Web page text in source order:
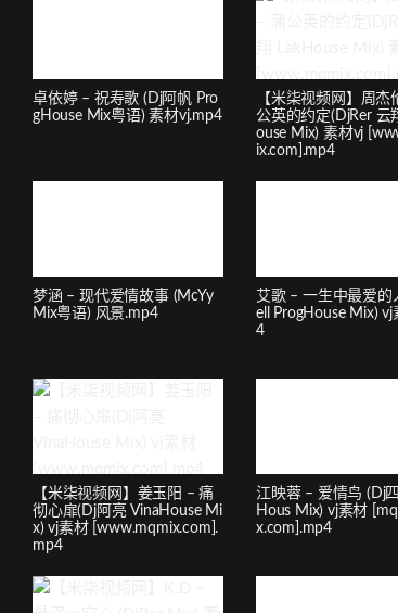
卓依婷 – 祝寿歌 (Dj阿帆 Pro
gHouse Mix粤语) 素材vj.mp4
【米柒视频网】周杰
公英的约定(DjRer 云
ouse Mix) 素材vj
ix.com].mp4
梦涵 – 现代爱情故事 (McYy
Mix粤语) 风景.mp4
艾歌 – 一生中最爱的
ell ProgHouse Mix) vj
4
【米柒视频网】姜玉阳 – 痛
彻心扉(Dj阿亮 VinaHouse Mi
x) vj素材 [www.mqmix.com].
mp4
江映蓉 – 爱情鸟 (Dj
Hous Mix) vj素材
x.com].mp4